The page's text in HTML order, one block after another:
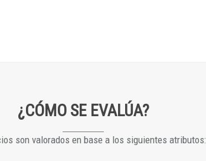
¿CÓMO SE EVALÚA?
son valorados en base a los siguientes atributos: